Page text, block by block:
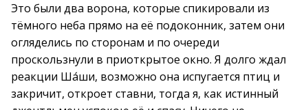
Это были два ворона, которые спикировали из
тёмного неба прямо на её подоконник, затем они
огляделись по сторонам и по очереди
проскользнули в приоткрытое окно. Я долго ждал
реакции Ша́ши, возможно она испугается птиц и
закричит, откроет ставни, тогда я, как истинный